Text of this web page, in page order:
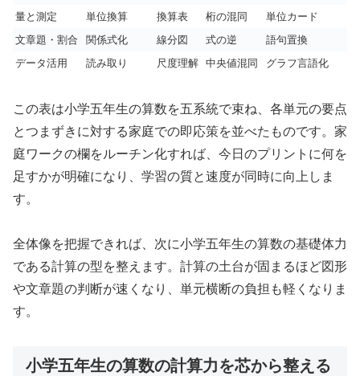
量と測定
単位換算 換算表 桁の混同
単位カード
文章題・割合
関係式化 線分図 式の逆
語句置換
データ活用
読み取り 尺度理解 中央値混同 グラフ言語化
この表は小学五年生の算数を五系統で束ね、各単元の要点
とつまずきに対する家庭での即応策を並べたものです。家
庭ワークの欄をルーチン化すれば、今日のプリントに何を
足すかが明確になり、学習の質と速度が同時に向上しま
す。
全体像を把握できれば、次に小学五年生の算数の基礎体力
である計算の型を整えます。計算の土台が固まるほど図形
や文章題の判断が速くなり、単元横断の負担も軽くなりま
す。
小学五年生の算数の計算力を芯から整える